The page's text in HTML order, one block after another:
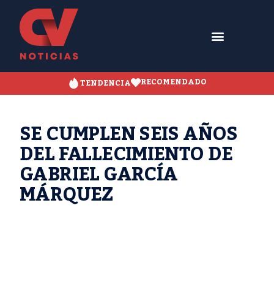
TENDENCIA RECOMENDADO
SE CUMPLEN SEIS AÑOS
DEL FALLECIMIENTO DE
GABRIEL GARCÍA
MÁRQUEZ